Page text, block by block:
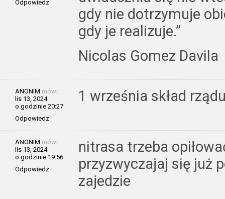
Odpowiedz
gdy nie dotrzymuje
gdy je realizuje.”
Nicolas Gomez Davila
ANONIM mówi:
lis 13, 2024
o godzinie 20:27
Odpowiedz
1 września skład
ANONIM mówi:
lis 13, 2024
o godzinie 19:56
Odpowiedz
nitrasa trzeba
przyzwyczajaj się już
zajedzie